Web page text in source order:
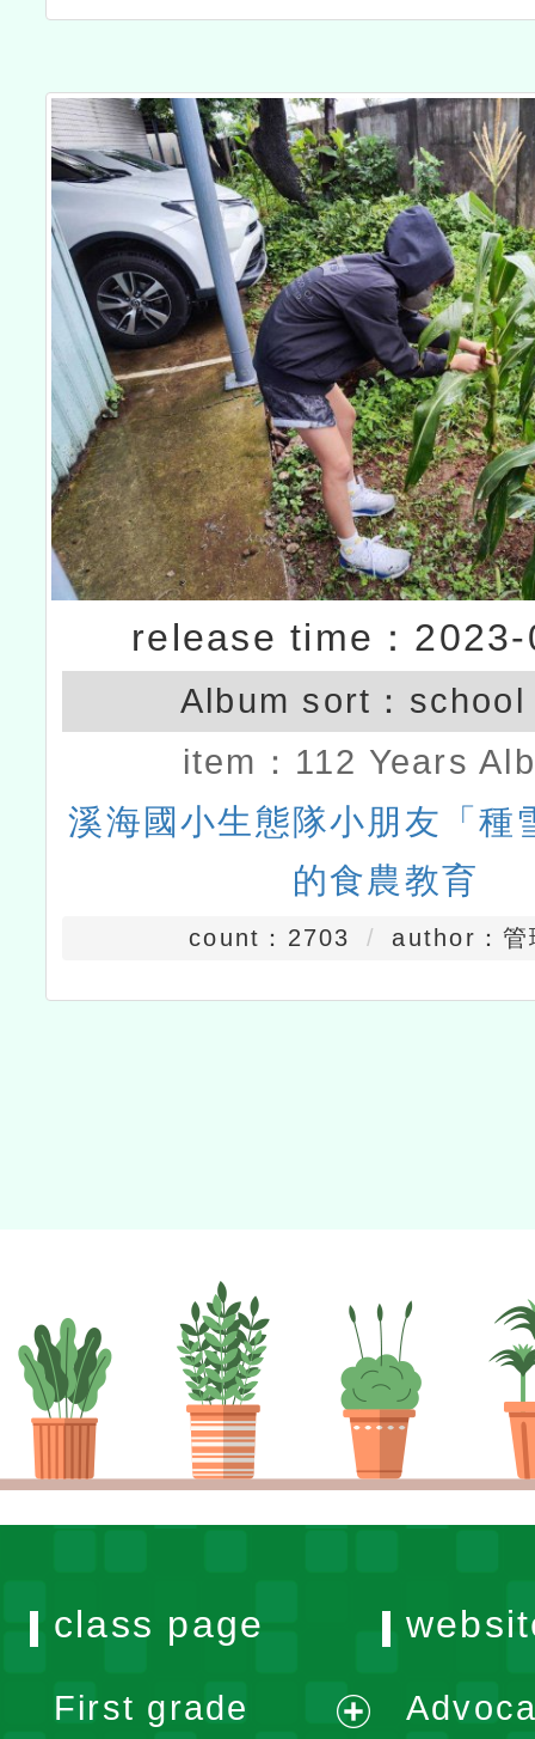
release time：
Album sort：
item： 112 Years
溪海國小生態隊小朋友「種
的食農教育
count：2703 author：管
class page
First grade